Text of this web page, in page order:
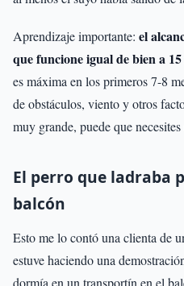
Aprendizaje importante: el
que funcione igual de bien a
es máxima en los primeros 7-8
de obstáculos, viento y otros
muy grande, puede que
El perro que ladraba
balcón
Esto me lo contó una clienta de
estuve haciendo una
dormía en un transportín en el